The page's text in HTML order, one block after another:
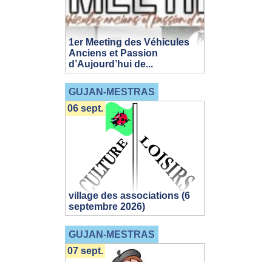
1er Meeting des Véhicules
Anciens et Passion
d’Aujourd’hui de...
GUJAN-MESTRAS
village des associations (6
septembre 2026)
06 sept.
GUJAN-MESTRAS
07 sept.